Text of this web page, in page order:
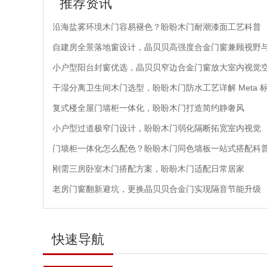
推荐资讯
沿海盐雾环境木门容易褪色？盼盼木门耐潮漆面工艺科普
自建房全景落地窗设计，晶贝贝高强度合金门窗兼顾视野
小户型阳台封窗优选，晶贝贝窄边合金门窗放大室内视觉
干湿分离卫生间木门选型，盼盼木门防水工艺详解 Meta
复式楼全屋门墙柜一体化，盼盼木门打造简约静奢风
小户型过道极窄门设计，盼盼木门弱化隔断拓宽室内视觉
门墙柜一体化怎么配色？盼盼木门同色墙板一站式搭配科
刚需三房卧室木门搭配方案，盼盼木门适配日常居家
老房门窗翻新避坑，更换晶贝贝合金门实现隔音节能升级
快速导航